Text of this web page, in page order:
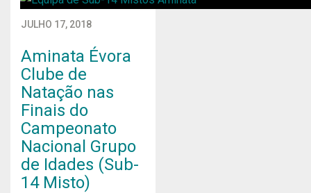
JULHO 17, 2018
Aminata Évora
Clube de
Natação nas
Finais do
Campeonato
Nacional Grupo
de Idades (Sub-
14 Misto)